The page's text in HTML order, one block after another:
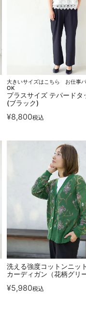
大きいサイズはこちら お仕事
OK
プラスサイズ テパードタ
(ブラック)
¥8,800税込
洗える強度コットンニッ
カーディガン（花柄グリー
¥5,980税込